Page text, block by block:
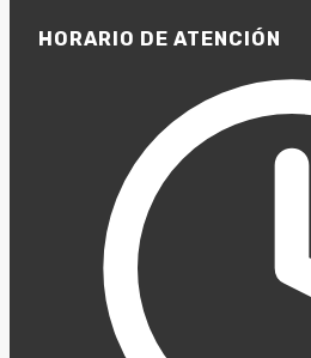
HORARIO DE ATENCIÓN